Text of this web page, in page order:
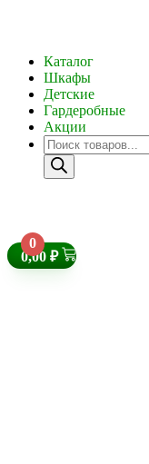
Каталог
Шкафы
Детские
Гардеробные
Акции
0,00 ₽
0